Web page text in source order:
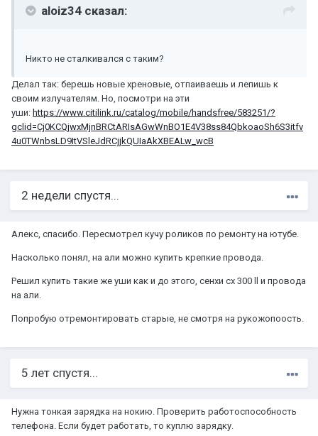
aloiz34 сказал:
Никто не сталкивался с таким?
Делал так: берешь новые хреновые, отпаиваешь и лепишь к
своим излучателям. Но, посмотри на эти
уши: https://www.citilink.ru/catalog/mobile/handsfree/583251/?
gclid=Cj0KCQjwxMjnBRCtARIsAGwWnBO1E4V38ss84QbkoaoSh6S3itfv
4u0TWnbsLD9ItVSleJdRCjjkQUIaAkXBEALw_wcB
2 недели спустя...
Алекс, спасибо. Пересмотрел кучу роликов по ремонту на ютубе.
Насколько понял, на али можно купить крепкие провода.
Решил купить такие же уши как и до этого, сенхи сх 300 ll и провода
на али.
Попробую отремонтировать старые, не смотря на рукожопоость.
5 лет спустя...
Нужна тонкая зарядка на нокию. Проверить работоспособность
телефона. Если будет работать, то куплю зарядку.